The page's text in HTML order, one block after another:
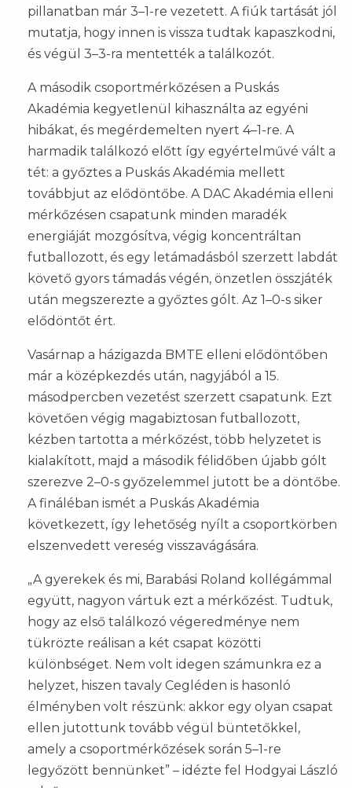
pillanatban már 3–1-re vezetett. A fiúk tartását jól
mutatja, hogy innen is vissza tudtak kapaszkodni,
és végül 3–3-ra mentették a találkozót.
A második csoportmérkőzésen a Puskás
Akadémia kegyetlenül kihasználta az egyéni
hibákat, és megérdemelten nyert 4–1-re. A
harmadik találkozó előtt így egyértelművé vált a
tét: a győztes a Puskás Akadémia mellett
továbbjut az elődöntőbe. A DAC Akadémia elleni
mérkőzésen csapatunk minden maradék
energiáját mozgósítva, végig koncentráltan
futballozott, és egy letámadásból szerzett labdát
követő gyors támadás végén, önzetlen összjáték
után megszerezte a győztes gólt. Az 1–0-s siker
elődöntőt ért.
Vasárnap a házigazda BMTE elleni elődöntőben
már a középkezdés után, nagyjából a 15.
másodpercben vezetést szerzett csapatunk. Ezt
követően végig magabiztosan futballozott,
kézben tartotta a mérkőzést, több helyzetet is
kialakított, majd a második félidőben újabb gólt
szerezve 2–0-s győzelemmel jutott be a döntőbe.
A fináléban ismét a Puskás Akadémia
következett, így lehetőség nyílt a csoportkörben
elszenvedett vereség visszavágására.
„A gyerekek és mi, Barabási Roland kollégámmal
együtt, nagyon vártuk ezt a mérkőzést. Tudtuk,
hogy az első találkozó végeredménye nem
tükrözte reálisan a két csapat közötti
különbséget. Nem volt idegen számunkra ez a
helyzet, hiszen tavaly Cegléden is hasonló
élményben volt részünk: akkor egy olyan csapat
ellen jutottunk tovább végül büntetőkkel,
amely a csoportmérkőzések során 5–1-re
legyőzött bennünket” – idézte fel Hodgyai László